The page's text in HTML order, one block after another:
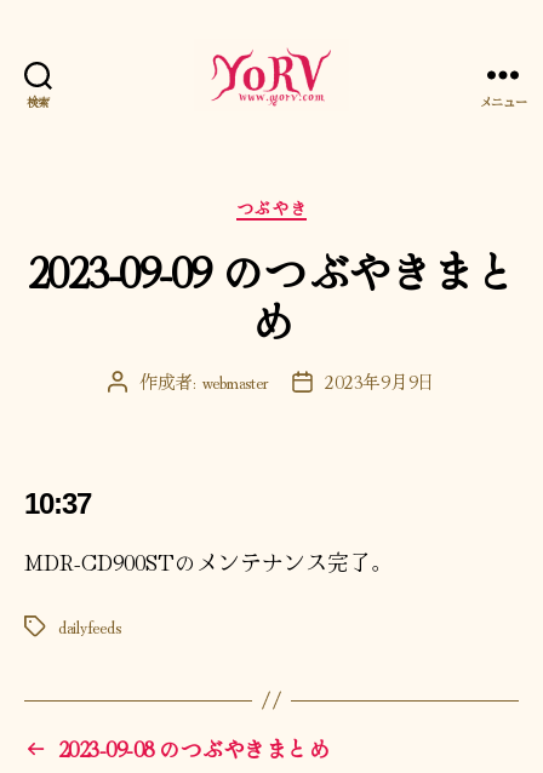
検索 メニュー
カ
テ
ゴ
リ
ー
つぶやき
2023-09-09 のつぶやきまと
め
投 作成者: webmaster
投 2023年9月9日
10:37
MDR-CD900STのメンテナンス完了。
タ
dailyfeeds
← 2023-09-08 のつぶやきまとめ